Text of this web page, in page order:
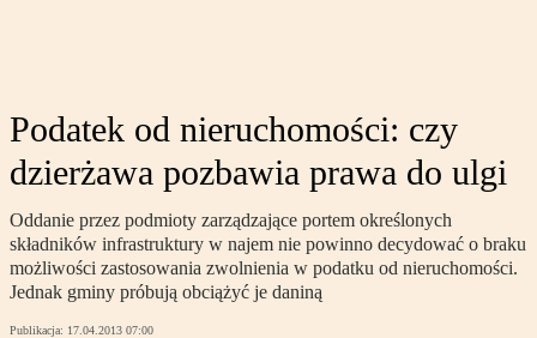
Podatek od nieruchomości: czy
dzierżawa pozbawia prawa do ulgi
Oddanie przez podmioty zarządzające portem określonych
składników infrastruktury w najem nie powinno decydować o braku
możliwości zastosowania zwolnienia w podatku od nieruchomości.
Jednak gminy próbują obciążyć je daniną
Publikacja: 17.04.2013 07:00